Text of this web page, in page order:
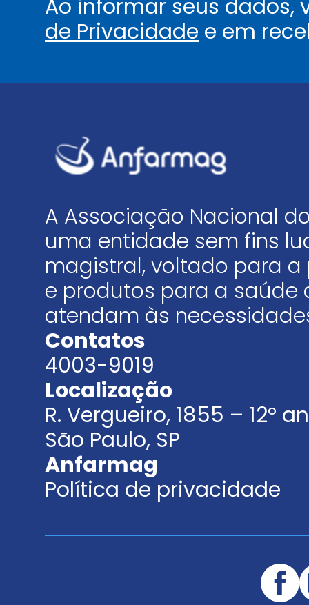
Ao informar seus
de Privacidade e em
A Associação Nacional
uma entidade sem fins
magistral, voltado para
e produtos para a saúde
atendam às
Contatos
4003-9019
Localização
R. Vergueiro, 1855 – 12º
São Paulo, SP
Anfarmag
Política de privacidade